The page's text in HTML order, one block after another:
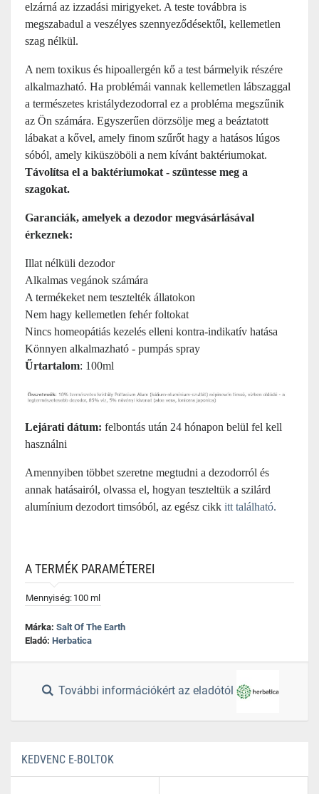
elzárná az izzadási mirigyeket. A teste továbbra is
megszabadul a veszélyes szennyeződésektől, kellemetlen
szag nélkül.
A nem toxikus és hipoallergén kő a test bármelyik részére
alkalmazható. Ha problémái vannak kellemetlen lábszaggal
a természetes kristálydezodorral ez a probléma megszűnik
az Ön számára. Egyszerűen dörzsölje meg a beáztatott
lábakat a kővel, amely finom szűrőt hagy a hatásos lúgos
sóból, amely kiküszöböli a nem kívánt baktériumokat.
Távolítsa el a baktériumokat - szüntesse meg a
szagokat.
Garanciák, amelyek a dezodor megvásárlásával
érkeznek:
Illat nélküli dezodor
Alkalmas vegánok számára
A termékeket nem tesztelték állatokon
Nem hagy kellemetlen fehér foltokat
Nincs homeopátiás kezelés elleni kontra-indikatív hatása
Könnyen alkalmazható - pumpás spray
Űrtartalom: 100ml
Lejárati dátum: felbontás után 24 hónapon belül fel kell
használni
Amennyiben többet szeretne megtudni a dezodorról és
annak hatásairól, olvassa el, hogyan teszteltük a szilárd
alumínium dezodort timsóból, az egész cikk itt található.
A TERMÉK PARAMÉTEREI
Mennyiség: 100 ml
Márka: Salt Of The Earth
Eladó: Herbatica
További információkért az eladótól
KEDVENC E-BOLTOK